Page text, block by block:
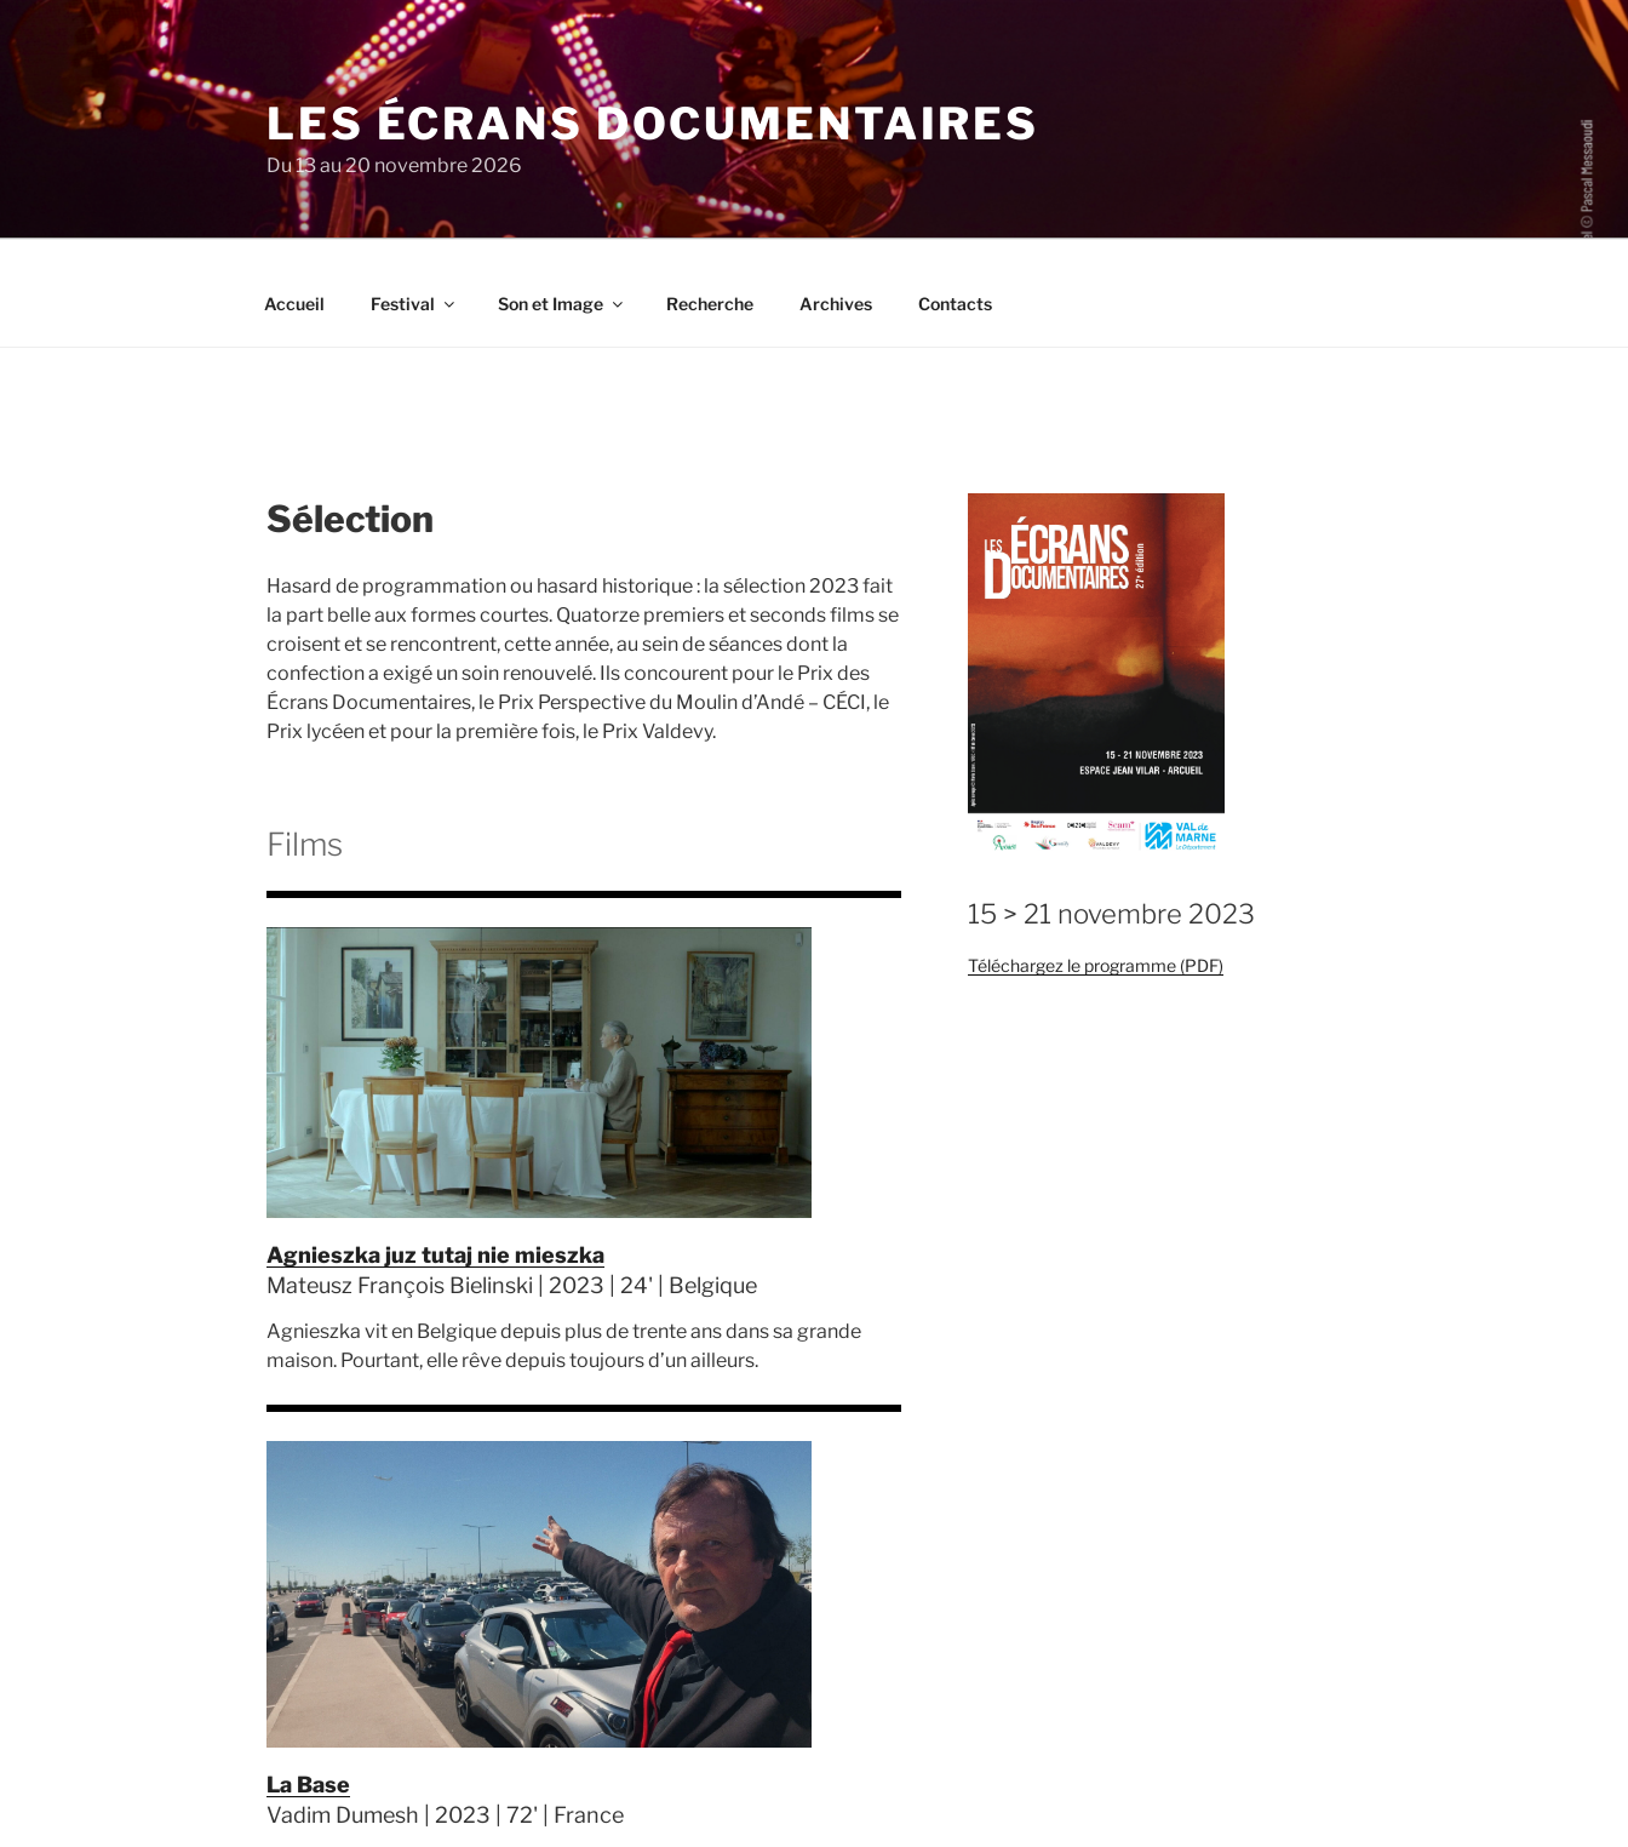
au
contenu
principal
LES ÉCRANS DOCUMENTAIRES
Du 13 au 20 novembre 2026
Accueil Festival Son et Image Recherche Archives Contacts
Sélection
Hasard de programmation ou hasard historique : la sélection 2023 fait
la part belle aux formes courtes. Quatorze premiers et seconds films se
croisent et se rencontrent, cette année,au sein de séances dont la
confection a exigé un soin renouvelé. Ils concourent pour le Prix des
Écrans Documentaires, le Prix Perspective du Moulin d’Andé – CÉCI, le
Prix lycéen et pour la première fois, le Prix Valdevy.
Films
Agnieszka juz tutaj nie mieszka
Mateusz François Bielinski | 2023 | 24' | Belgique
Agnieszka vit en Belgique depuis plus de trente ans dans sa grande
maison. Pourtant, elle rêve depuis toujours d’un ailleurs.
La Base
Vadim Dumesh | 2023 | 72' | France
15 > 21 novembre 2023
Téléchargez le programme (PDF)